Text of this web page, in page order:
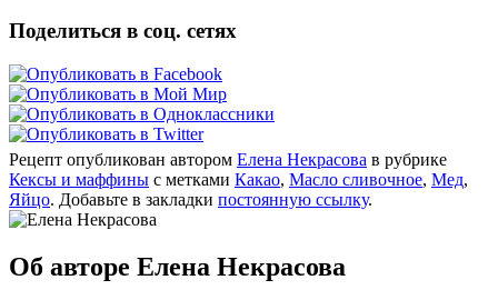
Поделиться в соц. сетях
Рецепт опубликован автором Елена Некрасова в рубрике
Кексы и маффины с метками Какао, Масло сливочное, Мед,
Яйцо. Добавьте в закладки постоянную ссылку.
Об авторе Елена Некрасова